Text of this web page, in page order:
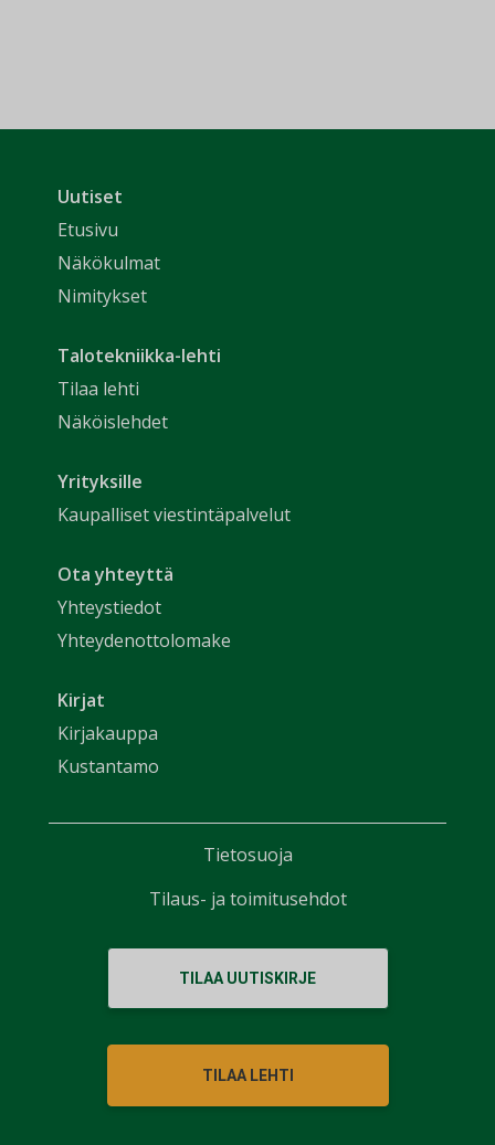
Uutiset
Etusivu
Näkökulmat
Nimitykset
Talotekniikka-lehti
Tilaa lehti
Näköislehdet
Yrityksille
Kaupalliset viestintäpalvelut
Ota yhteyttä
Yhteystiedot
Yhteydenottolomake
Kirjat
Kirjakauppa
Kustantamo
TILAA UUTISKIRJE
TILAA LEHTI
Tietosuoja
Tilaus- ja toimitusehdot